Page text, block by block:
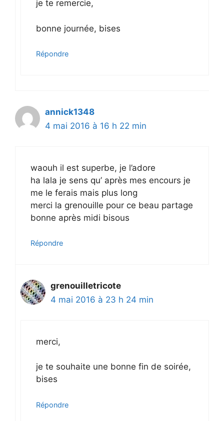
je te remercie,
bonne journée, bises
Répondre
annick1348
4 mai 2016 à 16 h 22 min
waouh il est superbe, je l’adore
ha lala je sens qu’ après mes encours je
me le ferais mais plus long
merci la grenouille pour ce beau partage
bonne après midi bisous
Répondre
grenouilletricote
4 mai 2016 à 23 h 24 min
merci,
je te souhaite une bonne fin de soirée,
bises
Répondre